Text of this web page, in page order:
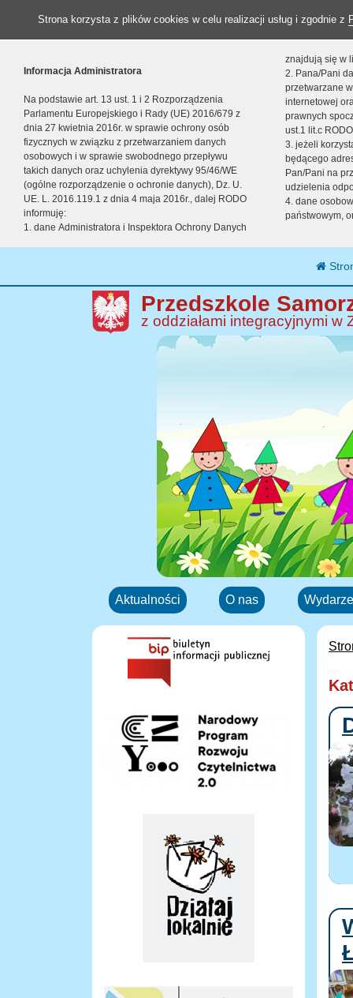
Strona korzysta z plików cookies w celu realizacji usług i zgodnie z
Informacja Administratora
Na podstawie art. 13 ust. 1 i 2 Rozporządzenia
Parlamentu Europejskiego i Rady (UE) 2016/679 z
dnia 27 kwietnia 2016r. w sprawie ochrony osób
fizycznych w związku z przetwarzaniem danych
osobowych i w sprawie swobodnego przepływu
takich danych oraz uchylenia dyrektywy 95/46/WE
(ogólne rozporządzenie o ochronie danych), Dz. U.
UE. L. 2016.119.1 z dnia 4 maja 2016r., dalej RODO
informuję:
1. dane Administratora i Inspektora Ochrony Danych
znajdują się w
2. Pana/Pani
przetwarzane
internetowej
prawnych
ust.1 lit.c
3. jeżeli
będącego
Pan/Pani na
udzielenia
4. dane
państwowym,
Przedszkole
z oddziałami integracyjnymi w
Aktualności O nas